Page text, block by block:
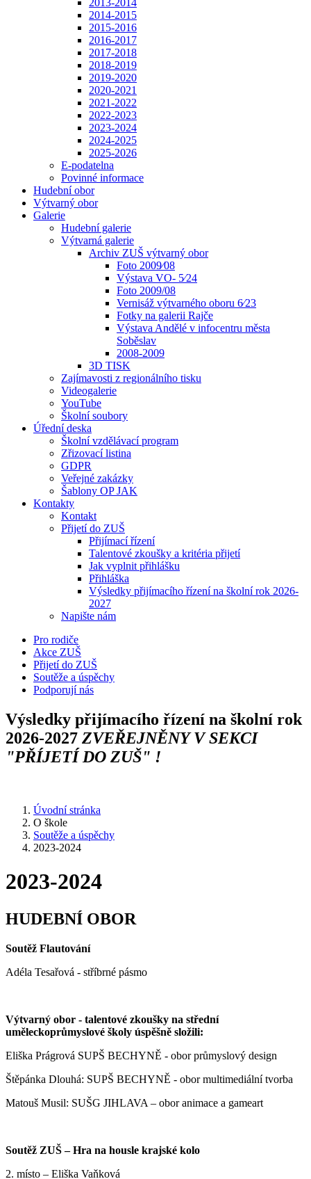
2013-2014
2014-2015
2015-2016
2016-2017
2017-2018
2018-2019
2019-2020
2020-2021
2021-2022
2022-2023
2023-2024
2024-2025
2025-2026
E-podatelna
Povinné informace
Hudební obor
Výtvarný obor
Galerie
Hudební galerie
Výtvarná galerie
Archiv ZUŠ výtvarný obor
Foto 2009⁄08
Výstava VO- 5⁄24
Foto 2009/08
Vernisáž výtvarného oboru 6⁄23
Fotky na galerii Rajče
Výstava Andělé v infocentru města
Soběslav
2008-2009
3D TISK
Zajímavosti z regionálního tisku
Videogalerie
YouTube
Školní soubory
Úřední deska
Školní vzdělávací program
Zřizovací listina
GDPR
Veřejné zakázky
Šablony OP JAK
Kontakty
Kontakt
Přijetí do ZUŠ
Přijímací řízení
Talentové zkoušky a kritéria přijetí
Jak vyplnit přihlášku
Přihláška
Výsledky přijímacího řízení na školní rok 2026-
2027
Napište nám
Pro rodiče
Akce ZUŠ
Přijetí do ZUŠ
Soutěže a úspěchy
Podporují nás
Výsledky přijímacího řízení na školní rok
2026-2027 ZVEŘEJNĚNY V SEKCI
"PŘÍJETÍ DO ZUŠ" !
Úvodní stránka
O škole
Soutěže a úspěchy
2023-2024
2023-2024
HUDEBNÍ OBOR
Soutěž Flautování
Adéla Tesařová - stříbrné pásmo
Výtvarný obor - talentové zkoušky na střední
uměleckoprůmyslové školy úspěšně složili:
Eliška Prágrová SUPŠ BECHYNĚ - obor průmyslový design
Štěpánka Dlouhá: SUPŠ BECHYNĚ - obor multimediální tvorba
Matouš Musil: SUŠG JIHLAVA – obor animace a gameart
Soutěž ZUŠ – Hra na housle krajské kolo
2. místo – Eliška Vaňková